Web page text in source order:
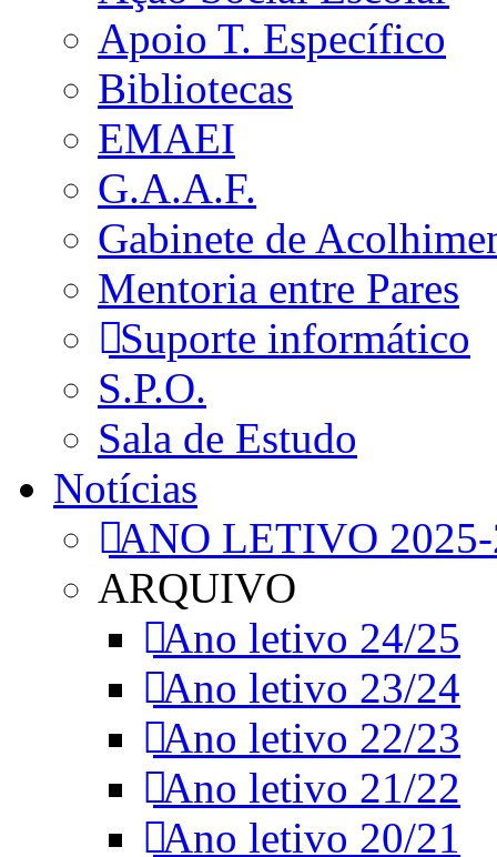
Apoio T. Específico
Bibliotecas
EMAEI
G.A.A.F.
Gabinete de
Mentoria entre Pares
Suporte informático
S.P.O.
Sala de Estudo
Notícias
ANO LETIVO
ARQUIVO
Ano letivo 24/25
Ano letivo 23/24
Ano letivo 22/23
Ano letivo 21/22
Ano letivo 20/21